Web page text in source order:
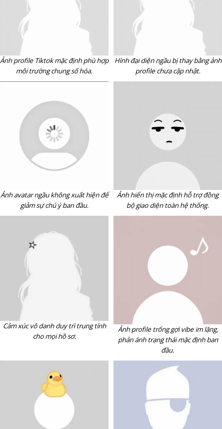
Ảnh profile Tiktok mặc định phù hợp
môi trường chung số hóa.
Hình đại diện ngầu bị thay bằng ảnh
profile chưa cập nhật.
Ảnh avatar ngầu không xuất hiện để
giảm sự chú ý ban đầu.
Ảnh hiển thị mặc định hỗ trợ đồng
bộ giao diện toàn hệ thống.
Cảm xúc vô danh duy trì trung tính
cho mọi hồ sơ.
Ảnh profile trống gợi vibe im lặng,
phản ánh trạng thái mặc định ban
đầu.